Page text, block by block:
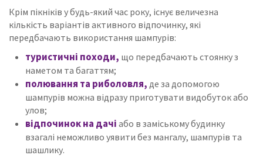
Крім пікніків у будь-який час року, існує величезна
кількість варіантів активного відпочинку, які
передбачають використання шампурів:
туристичні походи, що передбачають стоянку з
наметом та багаттям;
полювання та риболовля, де за допомогою
шампурів можна відразу приготувати видобуток або
улов;
відпочинок на дачі або в заміському будинку
взагалі неможливо уявити без мангалу, шампурів та
шашлику.